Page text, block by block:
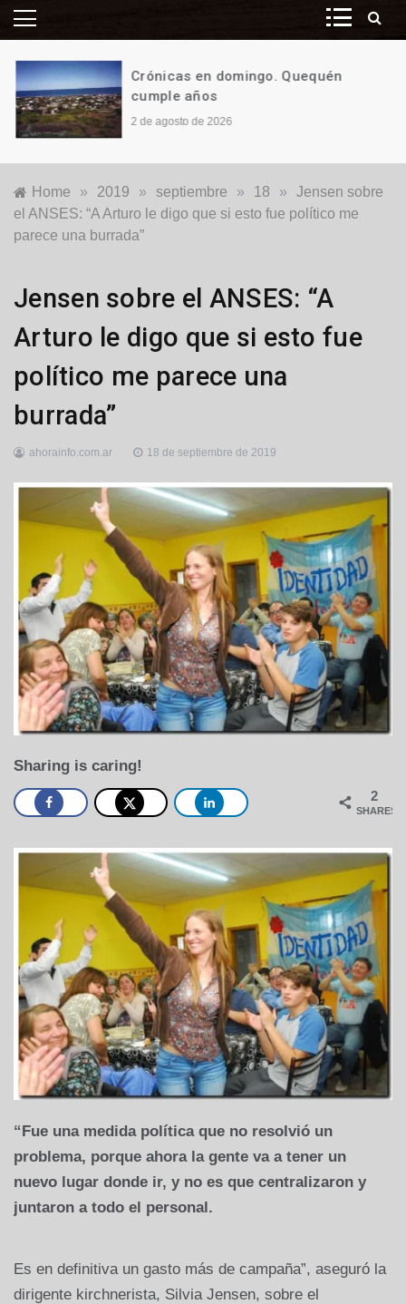
Crónicas en domingo. Quequén
cumple años
2 de agosto de 2026
Home » 2019 » septiembre » 18 »
Jensen sobre
el ANSES: “A Arturo le digo que si esto fue político me
parece una burrada”
Locales
Política
Jensen sobre el ANSES: “A
Arturo le digo que si esto fue
político me parece una
burrada”
ahorainfo.com.ar 18 de septiembre de 2019
Sharing is caring!
2
SHARES
“Fue una medida política que no resolvió un
problema, porque ahora la gente va a tener un
nuevo lugar donde ir, y no es que centralizaron y
juntaron a todo el personal.
Es en definitiva un gasto más de campaña”, aseguró la
dirigente kirchnerista, Silvia Jensen, sobre el